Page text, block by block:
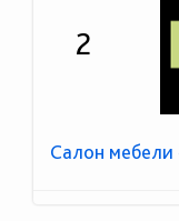
2
Салон мебели